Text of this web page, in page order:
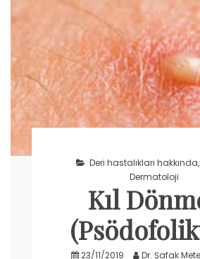
Deri hastalıkları hakkında,
Dermatoloji
Kıl
23/11/2019 Dr. Şafak